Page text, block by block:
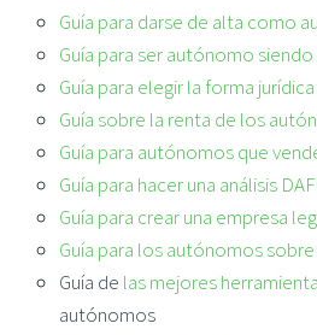
Guía para darse de alta como
Guía para ser autónomo
Guía para elegir la forma
Guía sobre la renta de los
Guía para autónomos que
Guía para hacer una análisis
Guía para crear una empresa
Guía para los autónomos
Guía de las mejores
autónomos